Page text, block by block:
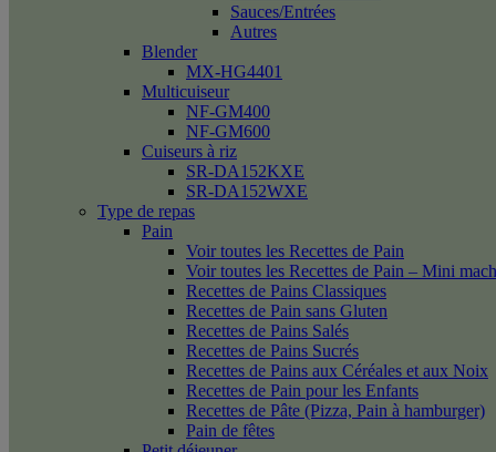
Sauces/Entrées
Autres
Blender
MX-HG4401
Multicuiseur
NF-GM400
NF-GM600
Cuiseurs à riz
SR-DA152KXE
SR-DA152WXE
Type de repas
Pain
Voir toutes les Recettes de Pain
Voir toutes les Recettes de Pain – Mini
Recettes de Pains Classiques
Recettes de Pain sans Gluten
Recettes de Pains Salés
Recettes de Pains Sucrés
Recettes de Pains aux Céréales et aux Noix
Recettes de Pain pour les Enfants
Recettes de Pâte (Pizza, Pain à hamburger)
Pain de fêtes